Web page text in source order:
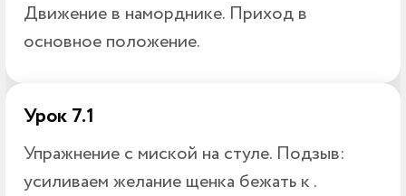
Движение в наморднике. Приход в
основное положение.
Урок 7.1
Упражнение с миской на стуле. Подзыв:
усиливаем желание щенка бежать к .